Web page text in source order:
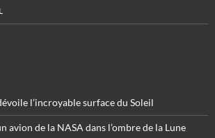
l’incroyable surface du Soleil
avion de la NASA dans l’ombre de la Lune